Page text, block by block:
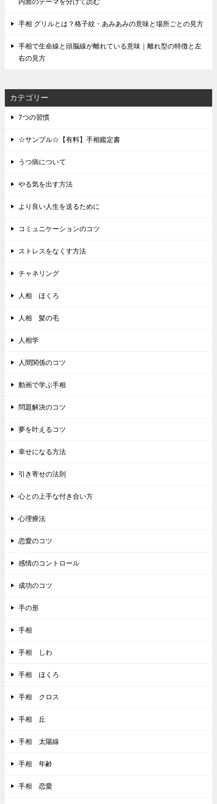
手相 グリルとは？格子紋・あみあみの意味と場所ごとの見方
手相で生命線と頭脳線が離れている意味｜離れ型の特徴と左
右の見方
カテゴリー
7つの習慣
☆サンプル☆【有料】手相鑑定書
うつ病について
やる気を出す方法
より良い人生を送るために
コミュニケーションのコツ
ストレスをなくす方法
チャネリング
人相 ほくろ
人相 髪の毛
人相学
人間関係のコツ
動画で学ぶ手相
問題解決のコツ
夢を叶えるコツ
幸せになる方法
引き寄せの法則
心との上手な付き合い方
心理療法
恋愛のコツ
感情のコントロール
成功のコツ
手の形
手相
手相 しわ
手相 ほくろ
手相 クロス
手相 丘
手相 太陽線
手相 年齢
手相 恋愛